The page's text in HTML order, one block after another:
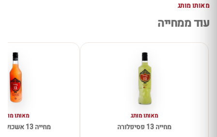
מאותו מותג
עוד ממחייה
מאותו מותג
מחייה 13 פסיפלורה
מאותו מותג
מחייה 13 אשכולית אדומה